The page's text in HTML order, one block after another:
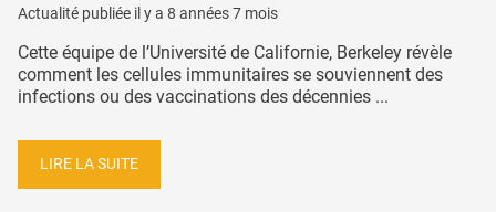
Actualité publiée il y a 8 années 7 mois
Cette équipe de l’Université de Californie, Berkeley révèle
comment les cellules immunitaires se souviennent des
infections ou des vaccinations des décennies ...
LIRE LA SUITE